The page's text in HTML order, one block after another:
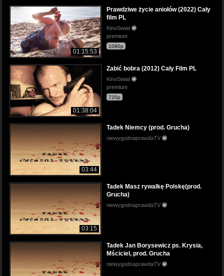
01:15:53
Prawdziwe życie aniołów (2022) Cały
film PL
KinoSwiat
premium
1080p
01:38:04
Zabić bobra (2012) Cały Film PL
KinoSwiat
premium
720p
03:44
Tadek Niemcy (prod. Grucha)
niewygodnaprawdaTV
03:15
Tadek Masz rywalkę Polskę(prod.
Grucha)
niewygodnaprawdaTV
Tadek Jan Borysewicz ps. Krysia,
Mściciel, prod. Grucha
niewygodnaprawdaTV